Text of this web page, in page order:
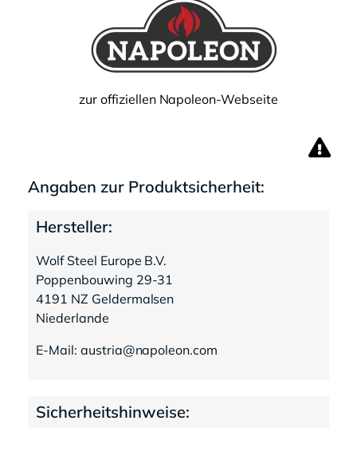
zur offiziellen Napoleon-Webseite
Angaben zur Produktsicherheit:
Hersteller:
Wolf Steel Europe B.V.
Poppenbouwing 29-31
4191 NZ Geldermalsen
Niederlande
E-Mail: austria@napoleon.com
Sicherheitshinweise: